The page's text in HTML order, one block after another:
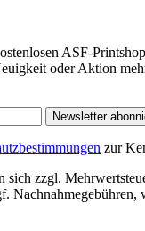
ASF-
oder Aktion
Newsletter
zur
sich zzgl.
Nachnahmegebühren,